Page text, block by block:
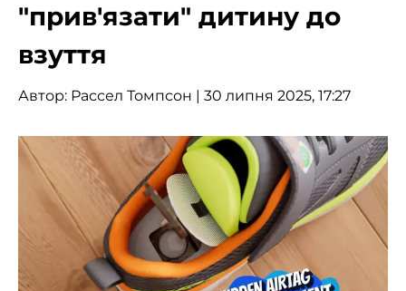
"прив'язати" дитину до
взуття
Автор: Рассел Томпсон | 30 липня 2025, 17:27